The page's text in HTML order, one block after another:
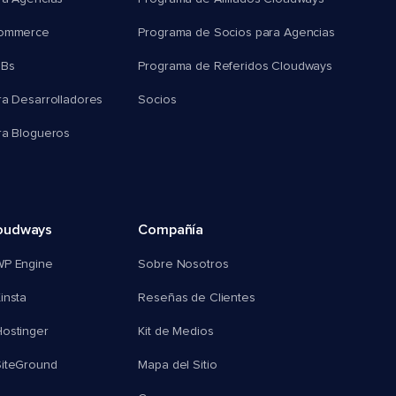
Desarrolladores
Blogueros
Programa de Socios para Agencias
Programa de Referidos Cloudways
Socios
Engine
Compañía
Sobre Nosotros
Reseñas de Clientes
Kit de Medios
Mapa del Sitio